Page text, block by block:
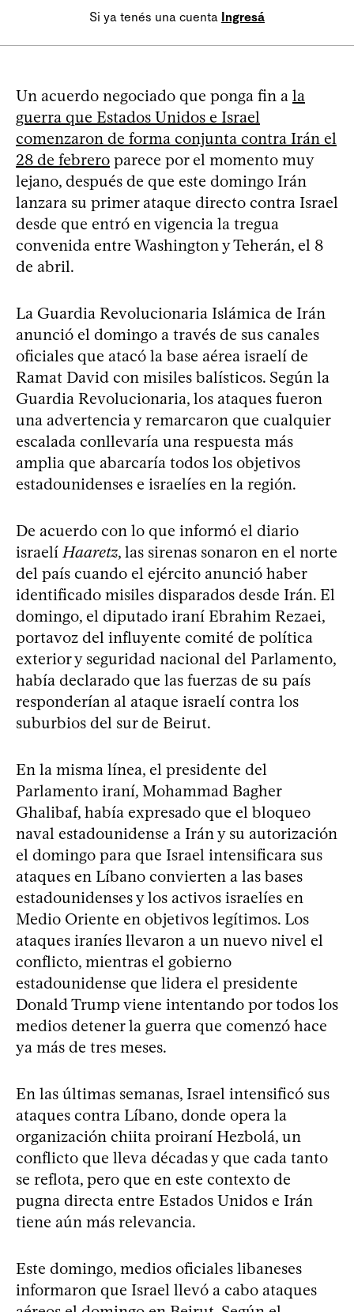
Si ya tenés una cuenta Ingresá
Un acuerdo negociado que ponga fin a la
guerra que Estados Unidos e Israel
comenzaron de forma conjunta contra Irán el
28 de febrero parece por el momento muy
lejano, después de que este domingo Irán
lanzara su primer ataque directo contra Israel
desde que entró en vigencia la tregua
convenida entre Washington y Teherán, el 8
de abril.
La Guardia Revolucionaria Islámica de Irán
anunció el domingo a través de sus canales
oficiales que atacó la base aérea israelí de
Ramat David con misiles balísticos. Según la
Guardia Revolucionaria, los ataques fueron
una advertencia y remarcaron que cualquier
escalada conllevaría una respuesta más
amplia que abarcaría todos los objetivos
estadounidenses e israelíes en la región.
De acuerdo con lo que informó el diario
israelí Haaretz, las sirenas sonaron en el norte
del país cuando el ejército anunció haber
identificado misiles disparados desde Irán. El
domingo, el diputado iraní Ebrahim Rezaei,
portavoz del influyente comité de política
exterior y seguridad nacional del Parlamento,
había declarado que las fuerzas de su país
responderían al ataque israelí contra los
suburbios del sur de Beirut.
En la misma línea, el presidente del
Parlamento iraní, Mohammad Bagher
Ghalibaf, había expresado que el bloqueo
naval estadounidense a Irán y su autorización
el domingo para que Israel intensificara sus
ataques en Líbano convierten a las bases
estadounidenses y los activos israelíes en
Medio Oriente en objetivos legítimos. Los
ataques iraníes llevaron a un nuevo nivel el
conflicto, mientras el gobierno
estadounidense que lidera el presidente
Donald Trump viene intentando por todos los
medios detener la guerra que comenzó hace
ya más de tres meses.
En las últimas semanas, Israel intensificó sus
ataques contra Líbano, donde opera la
organización chiita proiraní Hezbolá, un
conflicto que lleva décadas y que cada tanto
se reflota, pero que en este contexto de
pugna directa entre Estados Unidos e Irán
tiene aún más relevancia.
Este domingo, medios oficiales libaneses
informaron que Israel llevó a cabo ataques